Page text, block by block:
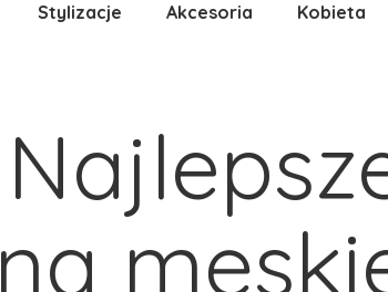
Stylizacje Akcesoria Kobieta
na